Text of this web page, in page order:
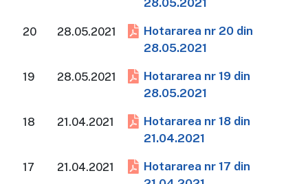
20 28.05.2021
Hotararea nr 20 din
28.05.2021
19 28.05.2021
Hotararea nr 19 din
28.05.2021
18 21.04.2021
Hotararea nr 18 din
21.04.2021
17 21.04.2021
Hotararea nr 17 din